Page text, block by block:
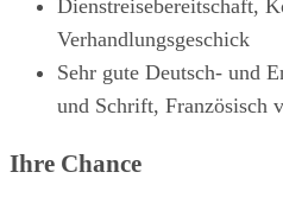
Dienstreisebereitschaft,
Verhandlungsgeschick
Sehr gute Deutsch- und
und Schrift, Französisch
Ihre Chance